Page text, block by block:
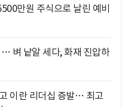
만원 주식으로 날린 예비
벼 낱알 세다, 화재 진압하
이란 리더십 증발… 최고